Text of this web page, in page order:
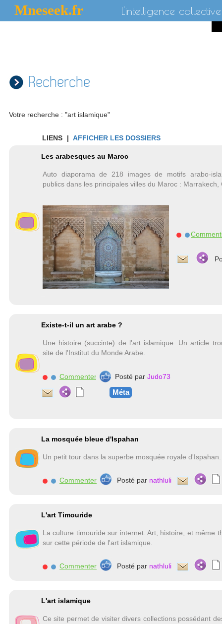
Mneseek.fr L'intelligence collective
Recherche
Votre recherche : "art islamique"
LIENS | AFFICHER LES DOSSIERS
Les arabesques au Maroc
Auto diaporama de 218 images de motifs arabo-
publics dans les principales villes du Maroc :
Existe-t-il un art arabe ?
Une histoire (succinte) de l'art islamique. Un article
site de l'Institut du Monde Arabe.
Commenter Posté par Judo73
Méta
La mosquée bleue d'Ispahan
Un petit tour dans la superbe mosquée royale d'Ispahan.
Commenter Posté par nathluli
L'art Timouride
La culture timouride sur internet. Art, histoire, et même
sur cette période de l'art islamique.
Commenter Posté par nathluli
L'art islamique
Ce site permet de visiter divers collections possédant